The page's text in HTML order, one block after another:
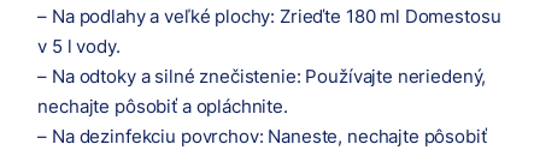
– Na podlahy a veľké plochy: Zrieďte 180 ml Domestosu
v 5 l vody.
– Na odtoky a silné znečistenie: Používajte neriedený,
nechajte pôsobiť a opláchnite.
– Na dezinfekciu povrchov: Naneste, nechajte pôsobiť